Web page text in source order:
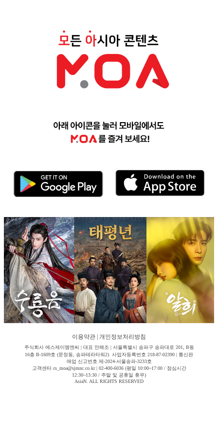
이용약관 개인정보처리방침
주식회사 에스제이엠엔씨 | 대표 안해조 | 서울특별시 송파구 송파대로 201, B동
16층 B-1609호 (문정동, 송파테라타워2) 사업자등록번호 218-87-02390 | 통신판
매업 신고번호 제-2024-서울송파-3233호
고객센터 cs_moa@sjmnc.co.kr | 02-400-6036 (평일 10:00~17:00 / 점심시간
12:30~13:30 / 주말 및 공휴일 휴무)
AsiaN. ALL RIGHTS RESERVED